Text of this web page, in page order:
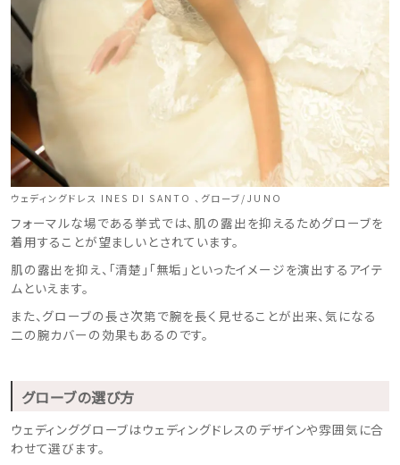
ウェディングドレス INES DI SANTO 、グローブ/JUNO
フォーマルな場である挙式では、肌の露出を抑えるためグローブを
着用することが望ましいとされています。
肌の露出を抑え、「清楚」「無垢」といったイメージを演出するアイテ
ムといえます。
また、グローブの長さ次第で腕を長く見せることが出来、気になる
二の腕カバーの効果もあるのです。
グローブの選び方
ウェディンググローブはウェディングドレスのデザインや雰囲気に合
わせて選びます。